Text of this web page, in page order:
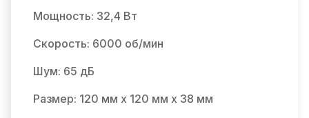
Мощность: 32,4 Вт
Скорость: 6000 об/мин
Шум: 65 дБ
Размер: 120 мм х 120 мм х 38 мм